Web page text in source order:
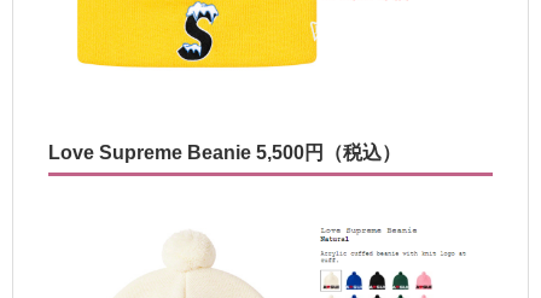
Love Supreme Beanie 5,500円（税込）